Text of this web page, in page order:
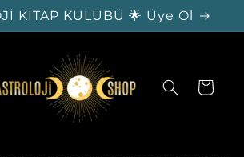
KİTAP KULÜBÜ 🌟 Üye Ol
Sepet